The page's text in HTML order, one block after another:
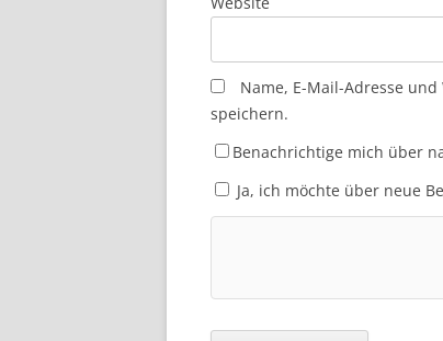
Name, E-Mail-Adresse
speichern.
Benachrichtige mich über
Ja, ich möchte über neue